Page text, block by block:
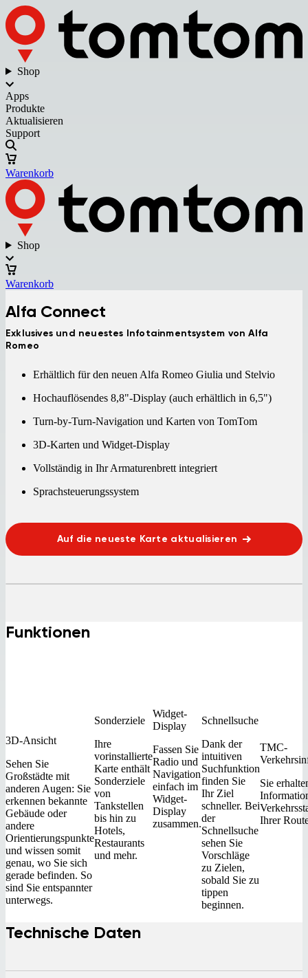
Shop
Apps
Produkte
Aktualisieren
Support
Warenkorb
Shop
Warenkorb
Alfa Connect
Exklusives und neuestes Infotainmentsystem von Alfa
Romeo
Erhältlich für den neuen Alfa Romeo Giulia und Stelvio
Hochauflösendes 8,8"-Display (auch erhältlich in 6,5")
Turn-by-Turn-Navigation und Karten von TomTom
3D-Karten und Widget-Display
Vollständig in Ihr Armaturenbrett integriert
Sprachsteuerungssystem
Auf die neueste Karte aktualisieren
Funktionen
3D-Ansicht
Sehen Sie
Großstädte mit
anderen Augen: Sie
erkennen bekannte
Gebäude oder
andere
Orientierungspunkte
und wissen somit
genau, wo Sie sich
gerade befinden. So
sind Sie entspannter
unterwegs.
Sonderziele
Ihre
vorinstallierte
Karte enthält
Sonderziele
von
Tankstellen
bis hin zu
Hotels,
Restaurants
und mehr.
Widget-
Display
Fassen Sie
Radio und
Navigation
einfach im
Widget-
Display
zusammen.
Schnellsuche
Dank der
intuitiven
Suchfunktion
finden Sie
Ihr Ziel
schneller. Bei
der
Schnellsuche
sehen Sie
Vorschläge
zu Zielen,
sobald Sie zu
tippen
beginnen.
TMC-
Sie
Ihrer
Technische Daten